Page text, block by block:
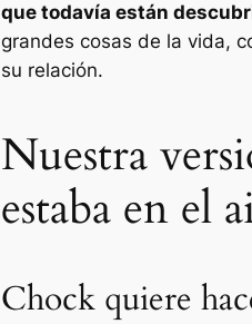
que todavía están
grandes cosas de la vida,
su relación.
Nuestra
estaba en el
Chock quiere